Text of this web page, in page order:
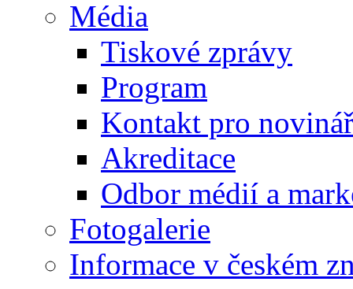
Média
Tiskové zprávy
Program
Kontakt pro
Akreditace
Odbor médií a
Fotogalerie
Informace v českém